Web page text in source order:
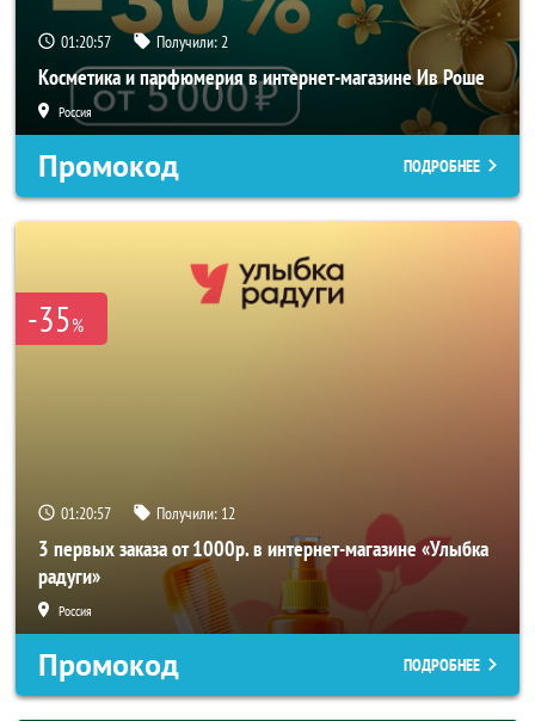
01:20:56 Получили:2
Косметика и парфюмерия в интернет-магазине Ив Роше
Россия
Промокод ПОДРОБНЕЕ
-35%
01:20:56 Получили: 12
3 первых заказа от 1000р. в интернет-магазине «Улыбка
радуги»
Россия
Промокод ПОДРОБНЕЕ